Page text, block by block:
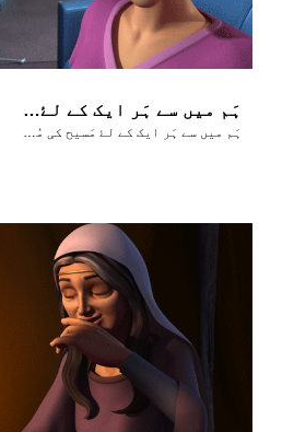
ہَم میں سے ہَر ایک کے لۓ مَسیح کی مُحبَت کا پیغام